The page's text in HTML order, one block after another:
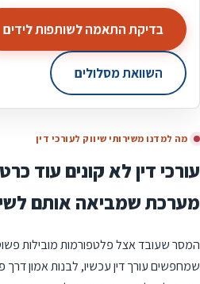
בדיקת התאמה לשותפות לידים
השוואת מסלולים
מה למדנו משירותי שיווק לעורכי דין
עורכי דין לא קונים עוד
מערכת שמביאה אותם
המסר שעובד אצל פלטפורמות מובילות
שמחפשים עורך דין עכשיו, לבנות אמון